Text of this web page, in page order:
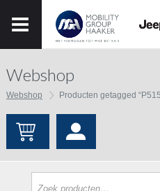
Webshop
Webshop Producten getagged